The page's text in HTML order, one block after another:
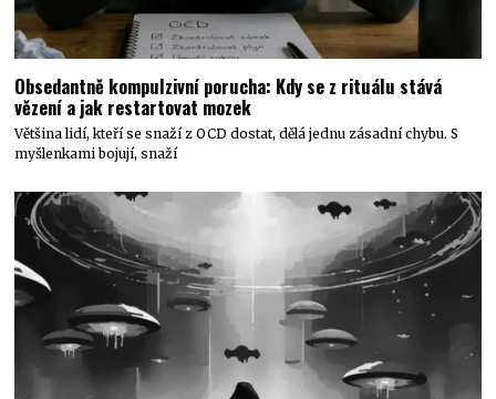
Obsedantně kompulzivní porucha: Kdy se z rituálu stává
vězení a jak restartovat mozek
Většina lidí, kteří se snaží z OCD dostat, dělá jednu zásadní chybu. S
myšlenkami bojují, snaží